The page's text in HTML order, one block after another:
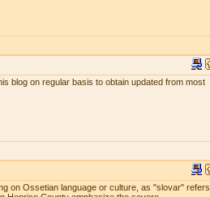
blog on regular basis to obtain updated from most
on Ossetian language or culture, as "slovar" refers